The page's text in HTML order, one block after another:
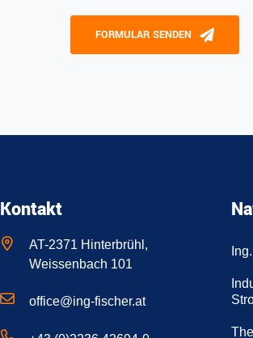
Please leave this field empty.
FORMULAR SENDEN
Kontakt
AT-2371 Hinterbrühl,
Weissenbach 101
office@ing-fischer.at